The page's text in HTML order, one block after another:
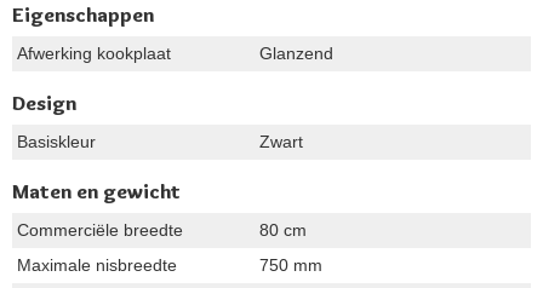
Eigenschappen
Afwerking kookplaat Glanzend
Design
Basiskleur Zwart
Maten en gewicht
Commerciële breedte
80 cm
Maximale nisbreedte
750 mm